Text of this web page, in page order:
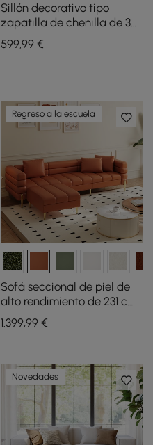
Sillón decorativo tipo
zapatilla de chenilla de 36
pulgadas con
almacenamiento oculto y
599,99€
Regreso a la escuela
Sofá seccional de piel de
alto rendimiento de 231 cm
de 2 piezas Axial con
otomana, patas doradas y
1.399,99€
Novedades